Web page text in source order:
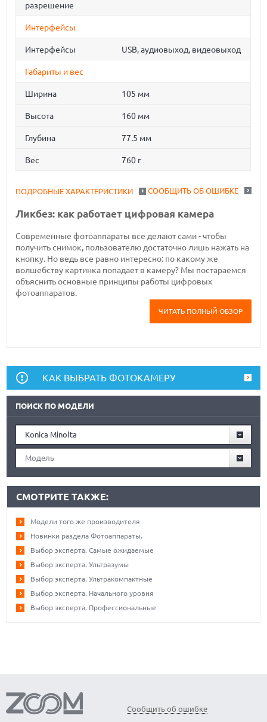
разрешение
Интерфейсы
Интерфейсы USB, аудиовыход, видеовыход
Габариты и вес
Ширина 105 мм
Высота 160 мм
Глубина 77.5 мм
Вес 760 г
СООБЩИТЬ ОБ ОШИБКЕ
ПОДРОБНЫЕ ХАРАКТЕРИСТИКИ
Ликбез: как работает цифровая камера
Современные фотоаппараты все делают сами - чтобы
получить снимок, пользователю достаточно лишь нажать на
кнопку. Но ведь все равно интересно: по какому же
волшебству картинка попадает в камеру? Мы постараемся
объяснить основные принципы работы цифровых
фотоаппаратов.
ЧИТАТЬ ПОЛНЫЙ ОБЗОР
КАК ВЫБРАТЬ ФОТОКАМЕРУ
ПОИСК ПО МОДЕЛИ
Konica Minolta
Модель
СМОТРИТЕ ТАКЖЕ:
Модели того же производителя
Новинки раздела Фотоаппараты.
Выбор эксперта. Самые ожидаемые
Выбор эксперта. Ультразумы
Выбор эксперта. Ультракомпактные
Выбор эксперта. Начального уровня
Выбор эксперта. Профессиональные
Сообщить об ошибке